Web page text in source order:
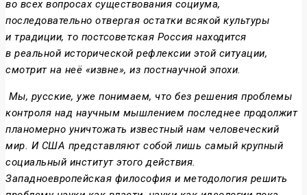
во всех вопросах существования социума,
последовательно отвергая остатки всякой культуры
и традиции, то постсоветская Россия находится
в реальной исторической рефлексии этой ситуации,
смотрит на неё «извне», из постнаучной эпохи.
Мы, русские, уже понимаем, что без решения проблемы
контроля над научным мышлением последнее продолжит
планомерно уничтожать известный нам человеческий
мир. И США представляют собой лишь самый крупный
социальный институт этого действия.
Западноевропейская философия и методология решить